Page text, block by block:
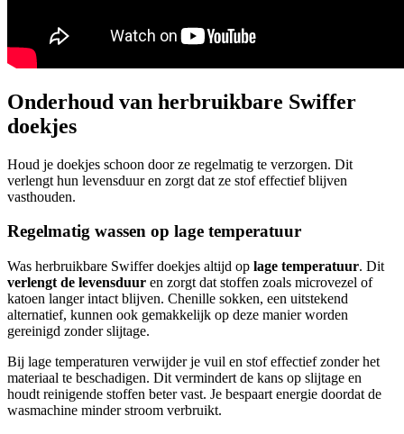
Onderhoud van herbruikbare Swiffer
doekjes
Houd je doekjes schoon door ze regelmatig te verzorgen. Dit
verlengt hun levensduur en zorgt dat ze stof effectief blijven
vasthouden.
Regelmatig wassen op lage temperatuur
Was herbruikbare Swiffer doekjes altijd op lage temperatuur. Dit
verlengt de levensduur en zorgt dat stoffen zoals microvezel of
katoen langer intact blijven. Chenille sokken, een uitstekend
alternatief, kunnen ook gemakkelijk op deze manier worden
gereinigd zonder slijtage.
Bij lage temperaturen verwijder je vuil en stof effectief zonder het
materiaal te beschadigen. Dit vermindert de kans op slijtage en
houdt reinigende stoffen beter vast. Je bespaart energie doordat de
wasmachine minder stroom verbruikt.